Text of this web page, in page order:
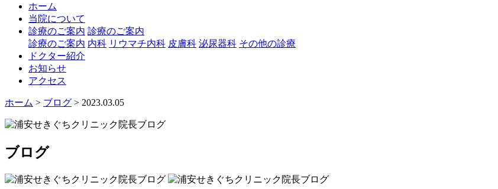
ホーム
当院について
診療のご案内 診療のご案内
診療のご案内 内科 リウマチ内科 皮膚科 泌尿器科 その他の診療
ドクター紹介
お知らせ
アクセス
ホーム > ブログ > 2023.03.05
ブログ